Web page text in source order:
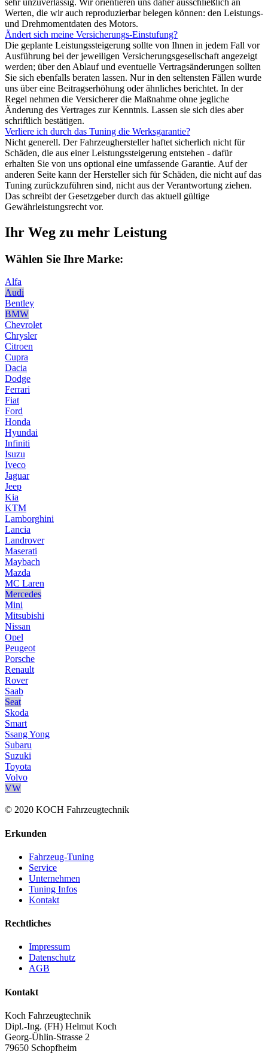
Werten, die wir auch reproduzierbar belegen können: den Leistungs-
und Drehmomentdaten des Motors.
Ändert sich meine Versicherungs-Einstufung?
Die geplante Leistungssteigerung sollte von Ihnen in jedem Fall vor
Ausführung bei der jeweiligen Versicherungsgesellschaft angezeigt
werden; über den Ablauf und eventuelle Vertragsänderungen sollten
Sie sich ebenfalls beraten lassen. Nur in den seltensten Fällen wurde
uns über eine Beitragserhöhung oder ähnliches berichtet. In der
Regel nehmen die Versicherer die Maßnahme ohne jegliche
Änderung des Vertrages zur Kenntnis. Lassen sie sich dies aber
schriftlich bestätigen.
Verliere ich durch das Tuning die Werksgarantie?
Nicht generell. Der Fahrzeughersteller haftet sicherlich nicht für
Schäden, die aus einer Leistungssteigerung entstehen - dafür
erhalten Sie von uns optional eine umfassende Garantie. Auf der
anderen Seite kann der Hersteller sich für Schäden, die nicht auf das
Tuning zurückzuführen sind, nicht aus der Verantwortung ziehen.
Das schreibt der Gesetzgeber durch das aktuell gültige
Gewährleistungsrecht vor.
Ihr Weg zu mehr Leistung
Wählen Sie Ihre Marke:
Alfa
Audi
Bentley
BMW
Chevrolet
Chrysler
Citroen
Cupra
Dacia
Dodge
Ferrari
Fiat
Ford
Honda
Hyundai
Infiniti
Isuzu
Iveco
Jaguar
Jeep
Kia
KTM
Lamborghini
Lancia
Landrover
Maserati
Maybach
Mazda
MC Laren
Mercedes
Mini
Mitsubishi
Nissan
Opel
Peugeot
Porsche
Renault
Rover
Saab
Seat
Skoda
Smart
Ssang Yong
Subaru
Suzuki
Toyota
Volvo
VW
© 2020 KOCH Fahrzeugtechnik
Erkunden
Fahrzeug-Tuning
Service
Unternehmen
Tuning Infos
Kontakt
Rechtliches
Impressum
Datenschutz
AGB
Kontakt
Koch Fahrzeugtechnik
Dipl.-Ing. (FH) Helmut Koch
Georg-Ühlin-Strasse 2
79650 Schopfheim